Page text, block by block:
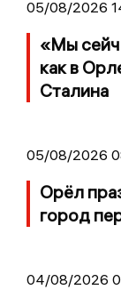
05/08/2026
«Мы
как в
Сталина
05/08/2026
Орёл
город
04/08/2026